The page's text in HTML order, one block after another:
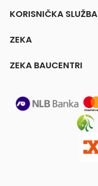
KORISNIČKA SLUŽBA
ZEKA
ZEKA BAUCENTRI